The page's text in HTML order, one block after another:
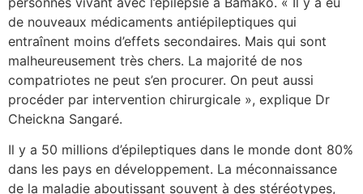
de nouveaux médicaments antiépileptiques qui
entraînent moins d’effets secondaires. Mais qui sont
malheureusement très chers. La majorité de nos
compatriotes ne peut s’en procurer. On peut aussi
procéder par intervention chirurgicale », explique Dr
Cheickna Sangaré.
Il y a 50 millions d’épileptiques dans le monde dont 80%
dans les pays en développement. La méconnaissance
de la maladie aboutissant souvent à des stéréotypes,